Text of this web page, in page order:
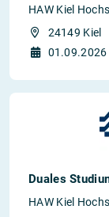
HAW Kiel
24149 Kiel
01.09.2026
Duales
HAW Kiel